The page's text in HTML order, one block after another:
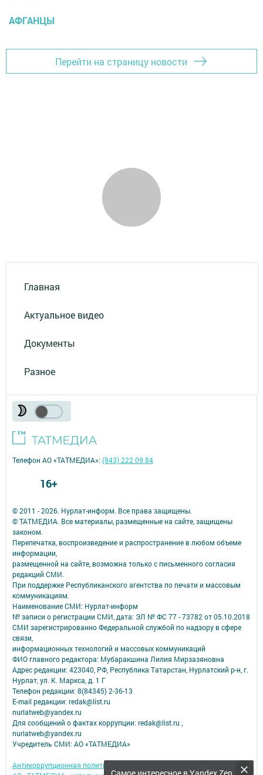
АФГАНЦЫ
Перейти на страницу новости
Главная
Актуальное видео
Документы
Разное
© 2011 - 2026. Нурлат-⁠информ. Все права защищены.
© ТАТМЕДИА. Все материалы, размещенные на сайте, защищены
законом.
Перепечатка, воспроизведение и распространение в любом объеме
информации,
размещенной на сайте, возможна только с письменного согласия
редакций СМИ.
При поддержке Республиканского агентства по печати и массовым
коммуникациям.
Наименование СМИ: Нурлат-⁠информ
№ записи о регистрации СМИ, дата: ЭЛ № ФС 77 -⁠ 73782 от 05.10.2018
СМИ зарегистрированно Федеральной службой по надзору в сфере
связи,
информационных технологий и массовых коммуникаций
ФИО главного редактора: Мубаракшина Лилия Мирзазяновна
Адрес редакции: 423040, РФ, Республика Татарстан, Нурлатский р-н, г.
Нурлат, ул. К. Маркса, д. 1 Г
Телефон редакции: 8(84345) 2-36-13
E-mail редакции: redak@list.ru
nurlatweb@yandex.ru
Для сообщений о фактах коррупции: redak@list.ru ,
nurlatweb@yandex.ru
Учредитель СМИ: АО «ТАТМЕДИА»
Антикоррупционная политика
Телефон АО «ТАТМЕДИА»:(843) 222 09 84
16+